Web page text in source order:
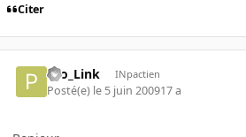
Citer
Pro_Link INpactien
Posté(e) le 5 juin 200917 a